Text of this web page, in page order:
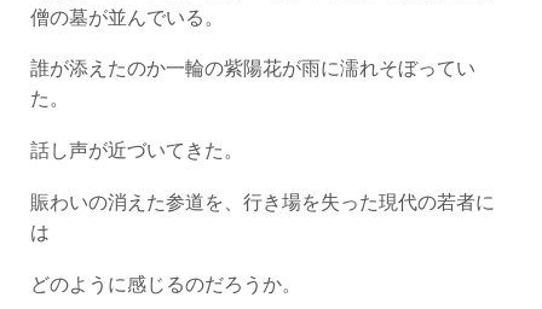
僧の墓が並んでいる。
誰が添えたのか一輪の紫陽花が雨に濡れそぼってい
た。
話し声が近づいてきた。
賑わいの消えた参道を、行き場を失った現代の若者に
は
どのように感じるのだろうか。